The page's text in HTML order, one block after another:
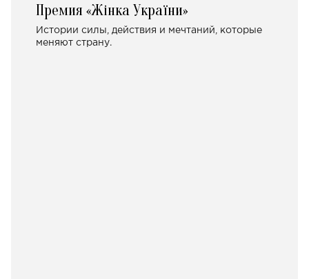
Премия «Жінка України»
Истории силы, действия и мечтаний, которые
меняют страну.